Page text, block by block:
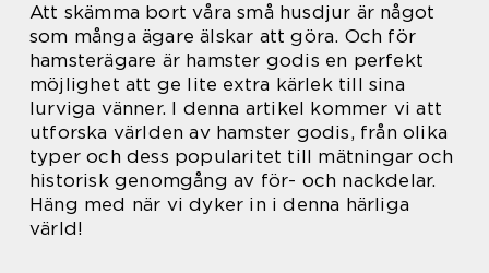
Att skämma bort våra små husdjur är något
som många ägare älskar att göra. Och för
hamsterägare är hamster godis en perfekt
möjlighet att ge lite extra kärlek till sina
lurviga vänner. I denna artikel kommer vi att
utforska världen av hamster godis, från olika
typer och dess popularitet till mätningar och
historisk genomgång av för- och nackdelar.
Häng med när vi dyker in i denna härliga
värld!